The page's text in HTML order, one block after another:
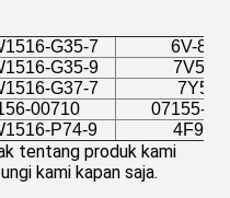
G35-7
6V-
G35-9
G37-7
7Y512
00710
07155-
P74-9
tentang produk kami
kami kapan saja.